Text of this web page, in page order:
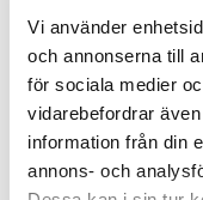
Vi använder
och annonserna till
för sociala medier
vidarebefordrar
information från din
annons- och
Sida < 1 >
CIBES
Filter